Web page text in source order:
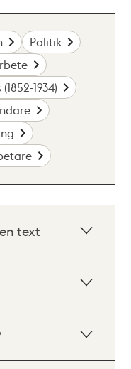
Politik
1934)
text